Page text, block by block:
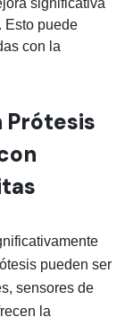
significativa
Esto puede
con la
Prótesis
pueden ser
sensores de
la